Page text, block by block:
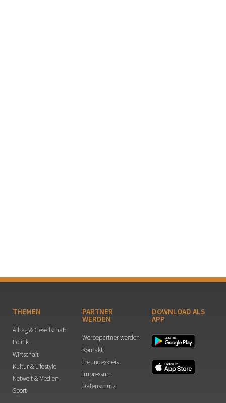
THEMEN
Alltag & Gesellschaft
Politik
Wirtschaft
Kultur & Lifestyle
Netwelt & Medien
Sport
PARTNER
WERDEN
Werbepartner werden
Kontakt
Freundeskreis
Impressum
Datenschutz
DOWNLOAD ALS
APP